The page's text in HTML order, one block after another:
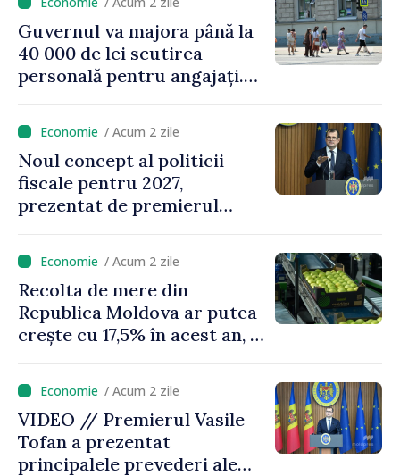
Guvernul va majora până la
40 000 de lei scutirea
personală pentru angajați.
de milioane de lei îi lăsăm
oamenilor”/ Acum 2 zile
Noul concept al politicii
fiscale pentru 2027,
prezentat de premierul
puțin munca, stimulăm
investițiile, taxăm viciile și
echilibrăm taxarea
consumului”
/ Acum 2 zile
Recolta de mere din
Republica Moldova ar putea
crește cu 17,5% în acest an, în
este estimată în scădere
/ Acum 2 zile
VIDEO // Premierul Vasile
Tofan a prezentat
principalele prevederi ale